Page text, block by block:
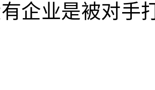
企业是被对手